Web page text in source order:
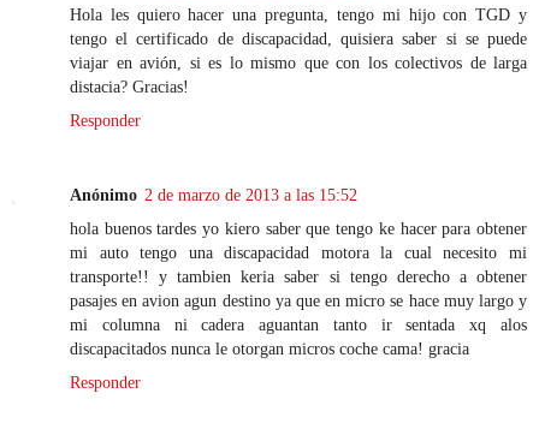
Hola les quiero hacer una pregunta, tengo mi hijo con TGD y
tengo el certificado de discapacidad, quisiera saber si se puede
viajar en avión, si es lo mismo que con los colectivos de larga
distacia? Gracias!
Responder
Anónimo 2 de marzo de 2013 a las 15:52
hola buenos tardes yo kiero saber que tengo ke hacer para obtener
mi auto tengo una discapacidad motora la cual necesito mi
transporte!! y tambien keria saber si tengo derecho a obtener
pasajes en avion agun destino ya que en micro se hace muy largo y
mi columna ni cadera aguantan tanto ir sentada xq alos
discapacitados nunca le otorgan micros coche cama! gracia
Responder